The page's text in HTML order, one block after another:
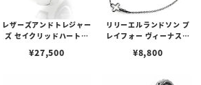
レザーズアンドトレジャー
ズ セイクリッドハートピ
¥27,500
リリーエルランドソン プ
レイフォー ヴィーナスチ
¥8,800